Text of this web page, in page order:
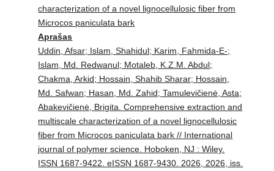
characterization of a novel lignocellulosic fiber from
Microcos paniculata bark
Aprašas
Uddin, Afsar; Islam, Shahidul; Karim, Fahmida-E-;
Islam, Md. Redwanul; Motaleb, K.Z.M. Abdul;
Chakma, Arkid; Hossain, Shahib Sharar; Hossain,
Md. Safwan; Hasan, Md. Zahid; Tamulevičienė, Asta;
Abakevičienė, Brigita. Comprehensive extraction and
multiscale characterization of a novel lignocellulosic
fiber from Microcos paniculata bark // International
journal of polymer science. Hoboken, NJ : Wiley.
ISSN 1687-9422. eISSN 1687-9430. 2026, 2026, iss.